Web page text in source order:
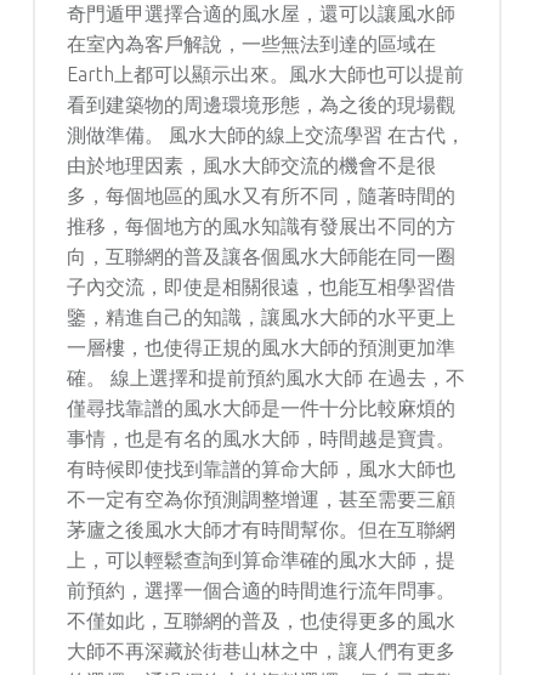
奇門遁甲選擇合適的風水屋，還可以讓風水師
在室內為客戶解說，一些無法到達的區域在
Earth上都可以顯示出來。風水大師也可以提前
看到建築物的周邊環境形態，為之後的現場觀
測做準備。 風水大師的線上交流學習 在古代，
由於地理因素，風水大師交流的機會不是很
多，每個地區的風水又有所不同，隨著時間的
推移，每個地方的風水知識有發展出不同的方
向，互聯網的普及讓各個風水大師能在同一圈
子內交流，即使是相關很遠，也能互相學習借
鑒，精進自己的知識，讓風水大師的水平更上
一層樓，也使得正規的風水大師的預測更加準
確。 線上選擇和提前預約風水大師 在過去，不
僅尋找靠譜的風水大師是一件十分比較麻煩的
事情，也是有名的風水大師，時間越是寶貴。
有時候即使找到靠譜的算命大師，風水大師也
不一定有空為你預測調整增運，甚至需要三顧
茅廬之後風水大師才有時間幫你。但在互聯網
上，可以輕鬆查詢到算命準確的風水大師，提
前預約，選擇一個合適的時間進行流年問事。
不僅如此，互聯網的普及，也使得更多的風水
大師不再深藏於街巷山林之中，讓人們有更多